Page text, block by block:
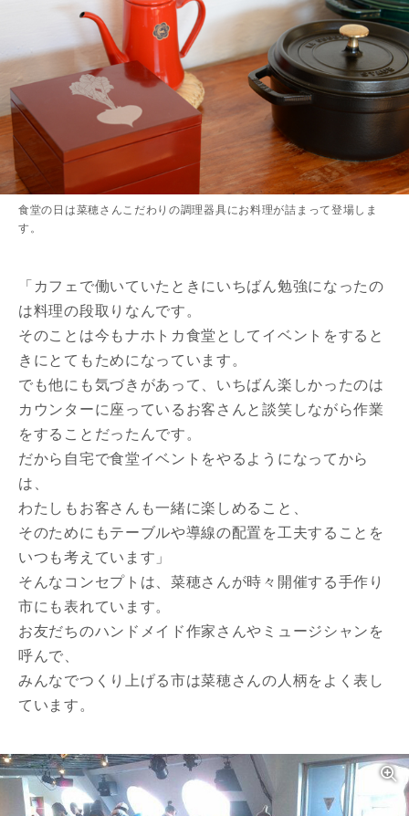
食堂の日は菜穂さんこだわりの調理器具にお料理が詰まって登場しま
す。
「カフェで働いていたときにいちばん勉強になったの
は料理の段取りなんです。
そのことは今もナホトカ食堂としてイベントをすると
きにとてもためになっています。
でも他にも気づきがあって、いちばん楽しかったのは
カウンターに座っているお客さんと談笑しながら作業
をすることだったんです。
だから自宅で食堂イベントをやるようになってから
は、
わたしもお客さんも一緒に楽しめること、
そのためにもテーブルや導線の配置を工夫することを
いつも考えています」
そんなコンセプトは、菜穂さんが時々開催する手作り
市にも表れています。
お友だちのハンドメイド作家さんやミュージシャンを
呼んで、
みんなでつくり上げる市は菜穂さんの人柄をよく表し
ています。